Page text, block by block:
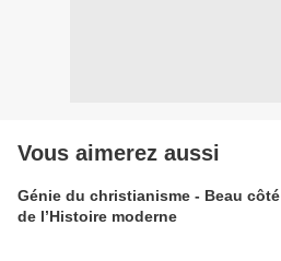
Vous aimerez aussi
Génie du christianisme - Beau côté
de l’Histoire moderne